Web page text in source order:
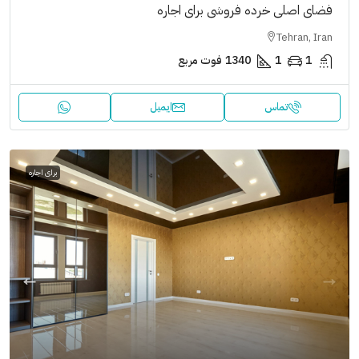
فضای اصلی خرده فروشی برای اجاره
Tehran, Iran
1
1
1340 فوت مربع
تماس ایمیل
برای اجاره